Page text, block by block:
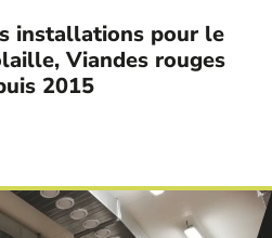
installations pour le
Viandes rouges
2015